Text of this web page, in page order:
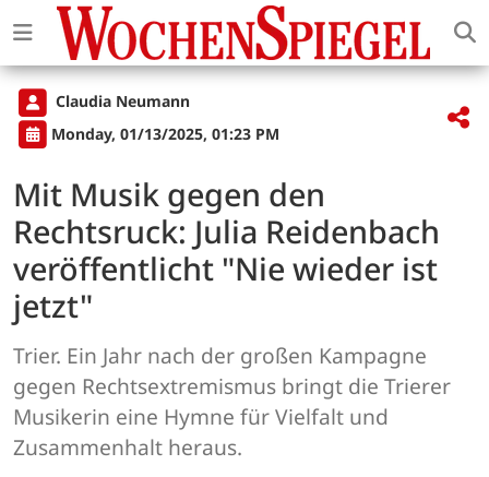
Claudia Neumann
Monday, 01/13/2025, 01:23 PM
Mit Musik gegen den
Rechtsruck: Julia Reidenbach
veröffentlicht "Nie wieder ist
jetzt"
Trier. Ein Jahr nach der großen Kampagne
gegen Rechtsextremismus bringt die Trierer
Musikerin eine Hymne für Vielfalt und
Zusammenhalt heraus.